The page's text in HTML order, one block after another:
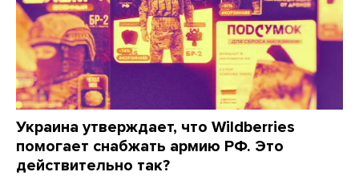
Украина утверждает, что Wildberries
помогает снабжать армию РФ. Это
действительно так?